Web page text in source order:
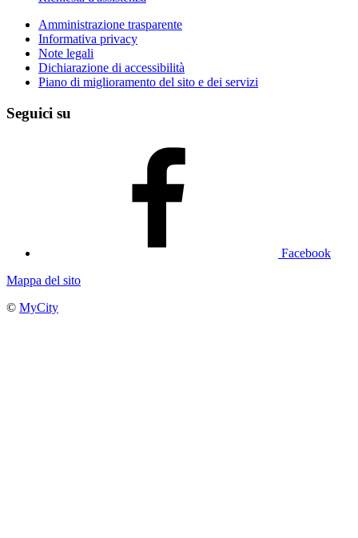
Amministrazione trasparente
Informativa privacy
Note legali
Dichiarazione di accessibilità
Piano di miglioramento del sito e dei servizi
Seguici su
Facebook
Mappa del sito
© MyCity